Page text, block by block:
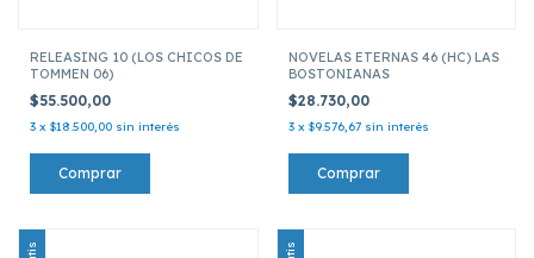
RELEASING 10 (LOS CHICOS DE
TOMMEN 06)
$55.500,00
3 x $18.500,00 sin interés
NOVELAS ETERNAS 46 (HC) LAS
BOSTONIANAS
$28.730,00
3 x $9.576,67 sin interés